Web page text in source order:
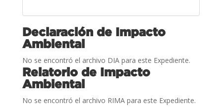
Declaración de Impacto
Ambiental
No se encontró el archivo DIA para este Expediente.
Relatorio de Impacto
Ambiental
No se encontró el archivo RIMA para este Expediente.